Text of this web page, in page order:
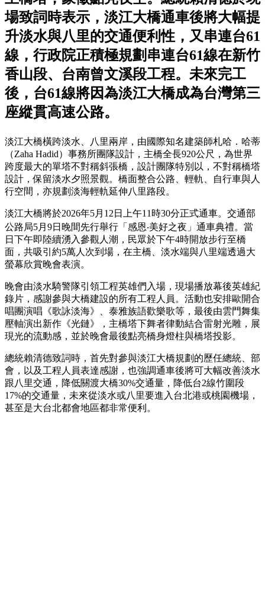
場致詞時表示，淡江大橋通車後將大幅提
升淡水與八里的交通便利性，又串連台61
線，行政院正積極規劃串連台61線在新竹
香山段、台南曾文溪段工程。未來完工
後，台61線將因為淡江大橋成為台灣第三
座縱貫高速公路。
淡江大橋橫跨淡水、八里兩岸，由國際知名建築師札哈．哈蒂
（Zaha Hadid）事務所團隊設計，主橋全長920公尺，為世界
跨度最大的單塔不對稱斜張橋，設計團隊特別以，不對稱橋塔
設計，保留淡水夕照景觀。橋面整合公路、輕軌、自行車與人
行空間，亦規劃淡海輕軌延伸八里路段。
淡江大橋將於2026年5月12日上午11時30分正式通車。交通部
公路局5月9日晚間先行舉行「感恩‧美好之夜」通車典禮。當
日下午即陸續湧入參觀人潮，民眾於下午4時開放步行至橋
面，共吸引約5萬人次到場，在主橋、淡水端與八里端透過大
螢幕欣賞晚會表演。
晚會由淡水騎警隊引領工程英雄們入場，現場播放幕後英雄紀
錄片，感謝參與大橋建設的所有工程人員。活動也安排歐開合
唱團演唱《歌詠淡海》、泰雅族語歡樂歌等，最後由雲門舞集
壓軸演出新作《光鏈》，主橋塔下舞者律動結合雷射光雕，展
現光的流動感，並於晚會最後點亮橋身燈柱與橋塔投影。
總統賴清德致詞時，首先對參與淡江大橋規劃的歷任總統、部
會，以及工程人員表達感謝，也強調通車後將可大幅改善淡水
跟八里交通，降低關渡大橋30%交通量，降低台2線竹圍段
17%的交通量，未來從淡水或八里要進入台北港或桃園機場，
甚至是大台北都會地區都非常便利。